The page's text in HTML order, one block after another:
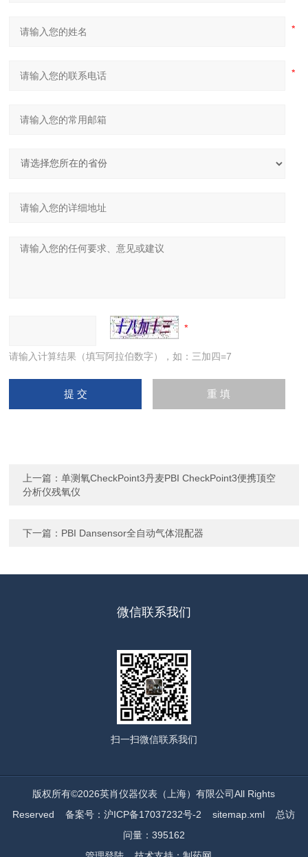
请输入计算结果（填写阿拉伯数字），如：三加四=7
上一篇：单测氧CheckPoint3丹麦PBI CheckPoint3便携顶空
分析仪残氧仪
下一篇： PBI Dansensor全自动气体混配器
微信联系我们
扫一扫微信联系我们
版权所有©2026英肖仪器仪表（上海）有限公司All Rights
Reserved备案号：沪ICP备17037232号-2 sitemap.xml 总访
问量：395162